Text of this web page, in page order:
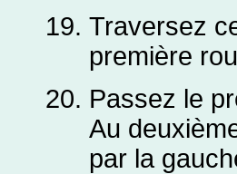
Traversez
première
Passez le
Au
par la